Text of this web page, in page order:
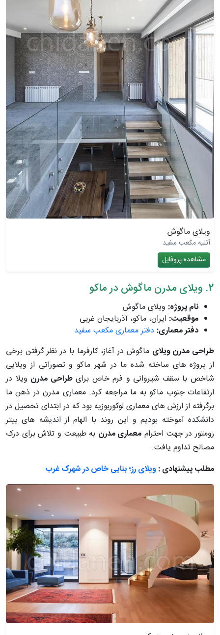
ویلای ماگوش
آتلیه مکعب سفید
مشاهده پروفایل
2. ویلای مدرن ماگوش در ماکو
نام پروژه: ویلای ماگوش
موقعیت: ایران، ماکو، آذربایجان غربی
دفتر معماری: دفتر معماری مکعب سفید
طراحی مدرن ویلای ماگوش در آغاز، کارفرما با در نظر گرفتن برخی
از پروژه های ساخته شده ما در شهر ماکو و تصوراتی از ویلایی
شاخص با سقف شیروانی و فرم خاص برایطراحی مدرن ویلا در
ارتفاعات جنوب ماکو به ما مراجعه کرد. معماری مدرن در ذهن ما
برگرفته از ارزش های معماری لوکوربوزیه بود که در ابتدای تحصیل در
دانشکده آموخته بودیم و این روند با الهام از اندیشه های پیتر
زومتور در جهت احترام معماری مدرن به طبیعت و تلاش برای درک
مصالح تداوم یافت.
مطلب پیشنهادی :ویلای رز؛ بنایی خاص در شهرک غرب